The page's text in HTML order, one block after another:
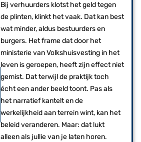
Bij verhuurders klotst het geld tegen
de plinten, klinkt het vaak. Dat kan best
wat minder, aldus bestuurders en
burgers. Het frame dat door het
ministerie van Volkshuisvesting in het
leven is geroepen, heeft zijn effect niet
gemist. Dat terwijl de praktijk toch
écht een ander beeld toont. Pas als
het narratief kantelt en de
werkelijkheid aan terrein wint, kan het
beleid veranderen. Maar: dat lukt
alleen als jullie van je laten horen.